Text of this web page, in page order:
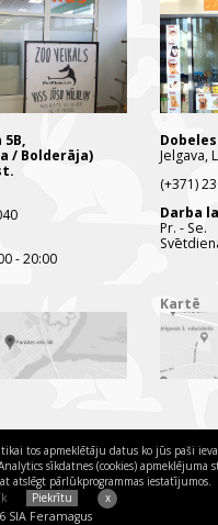
/ Bolderāja)
- 20:00
Jelgava,
(+371)
Darba
Pr. -
Kartē
tos apmeklētāju datus ko jūs paši
sīkdatnes (cookies) apmeklējuma
atslēgt pārlūkprogrammas iestatījumos.
Piekrītu
x
SIA Feramagus